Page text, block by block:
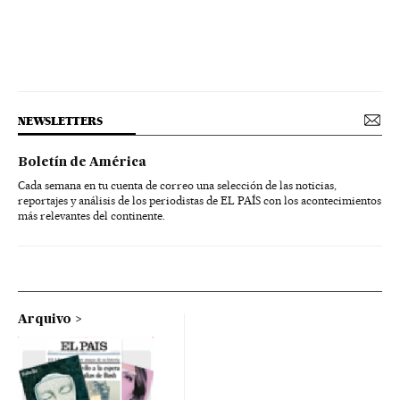
NEWSLETTERS
Boletín de América
Cada semana en tu cuenta de correo una selección de las noticias,
reportajes y análisis de los periodistas de EL PAÍS con los acontecimientos
más relevantes del continente.
Arquivo